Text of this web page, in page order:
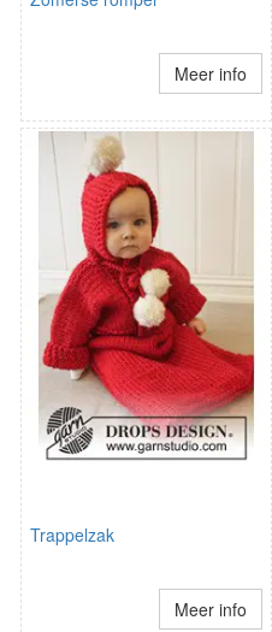
Meer info
Trappelzak
Meer info